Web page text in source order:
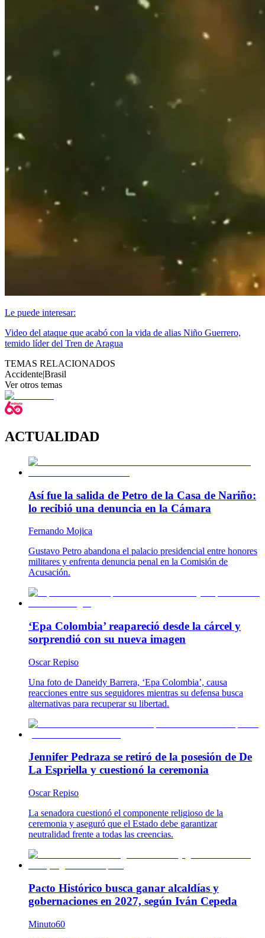
Le puede interesar:
Video del ataque que acabó con la vida de alias Niño Guerrero,
temido líder del Tren de Aragua
TEMAS RELACIONADOS
Accidente|Brasil
Ver otros temas
ACTUALIDAD
Así fue la salida de Petro de la Casa de Nariño:
lo recibió una denuncia en la Cámara
Fernando Mojica
Gustavo Petro abandona el palacio presidencial entre honores
militares y enfrenta denuncia penal en la Comisión de
Acusación.
‘Epa Colombia’ reapareció desde la cárcel y
sorprendió con su nueva imagen
Oscar Repiso
Una foto de Daneidy Barrera, ‘Epa Colombia’, causa
reacciones entre sus seguidores mientras su defensa busca
alternativas para recuperar su libertad.
Jennifer Pedraza se retiró de la posesión de De
La Espriella y cuestionó la ceremonia
Oscar Repiso
La senadora cuestionó el componente religioso de la
ceremonia y aseguró que el Estado debe garantizar
neutralidad frente a todas las creencias.
Pacto Histórico busca ganar alcaldías y
gobernaciones en 2027, según Iván Cepeda
Minuto60